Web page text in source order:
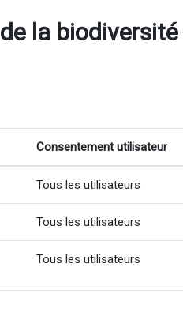
la biodiversité
Consentement utilisateur
Tous les utilisateurs
Tous les utilisateurs
Tous les utilisateurs